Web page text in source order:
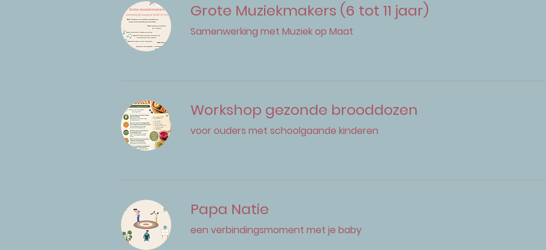
Grote Muziekmakers (6 tot 11 jaar)
Samenwerking met Muziek op Maat
Workshop gezonde brooddozen
voor ouders met schoolgaande kinderen
Papa Natie
een verbindingsmoment met je baby